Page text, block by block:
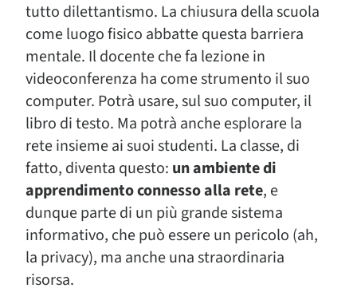
tutto dilettantismo. La chiusura della scuola
come luogo fisico abbatte questa barriera
mentale. Il docente che fa lezione in
videoconferenza ha come strumento il suo
computer. Potrà usare, sul suo computer, il
libro di testo. Ma potrà anche esplorare la
rete insieme ai suoi studenti. La classe, di
fatto, diventa questo: un ambiente di
apprendimento connesso alla rete, e
dunque parte di un più grande sistema
informativo, che può essere un pericolo (ah,
la privacy), ma anche una straordinaria
risorsa.